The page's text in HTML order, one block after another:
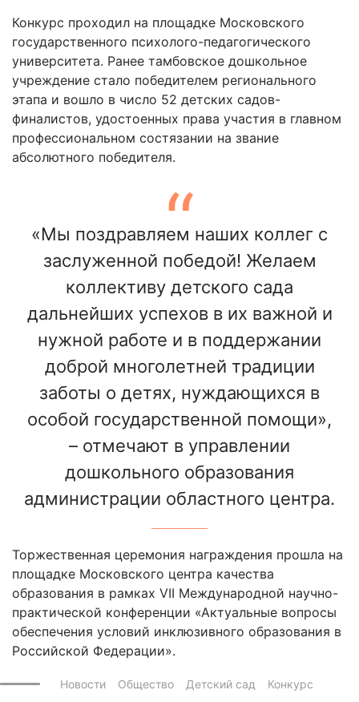
Конкурс проходил на площадке Московского
государственного психолого-педагогического
университета. Ранее тамбовское дошкольное
учреждение стало победителем регионального
этапа и вошло в число 52 детских садов-
финалистов, удостоенных права участия в главном
профессиональном состязании на звание
абсолютного победителя.
«Мы поздравляем наших коллег с
заслуженной победой! Желаем
коллективу детского сада
дальнейших успехов в их важной и
нужной работе и в поддержании
доброй многолетней традиции
заботы о детях, нуждающихся в
особой государственной помощи»,
– отмечают в управлении
дошкольного образования
администрации областного центра.
Торжественная церемония награждения прошла на
площадке Московского центра качества
образования в рамках VII Международной научно-
практической конференции «Актуальные вопросы
обеспечения условий инклюзивного образования в
Российской Федерации».
Новости Общество Детский сад Конкурс